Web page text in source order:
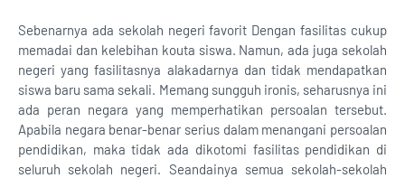
Sebenarnya ada sekolah negeri favorit Dengan fasilitas cukup
memadai dan kelebihan kouta siswa. Namun, ada juga sekolah
negeri yang fasilitasnya alakadarnya dan tidak mendapatkan
siswa baru sama sekali. Memang sungguh ironis, seharusnya ini
ada peran negara yang memperhatikan persoalan tersebut.
Apabila negara benar-benar serius dalam menangani persoalan
pendidikan, maka tidak ada dikotomi fasilitas pendidikan di
seluruh sekolah negeri. Seandainya semua sekolah-sekolah